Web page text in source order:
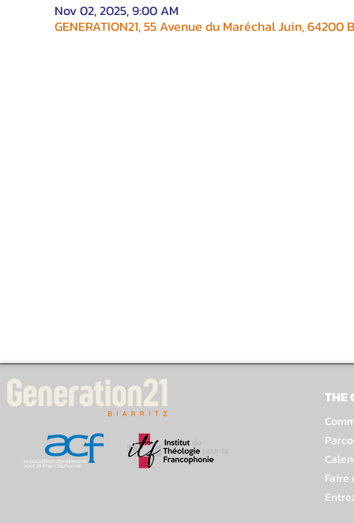
Nov 02, 2025, 9:00 AM
GENERATION21, 55 Avenue du Maréchal Juin, 64200
THE
Faire